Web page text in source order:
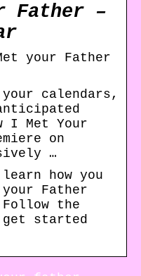
Father –
your Father
calendars,
I Met Your
on
…
how you
Father
the
started